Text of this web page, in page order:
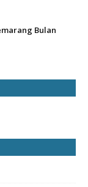
Bulan